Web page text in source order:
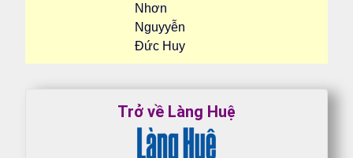
Nhơn
Nguyyễn
Đức Huy
Trở về Làng Huệ